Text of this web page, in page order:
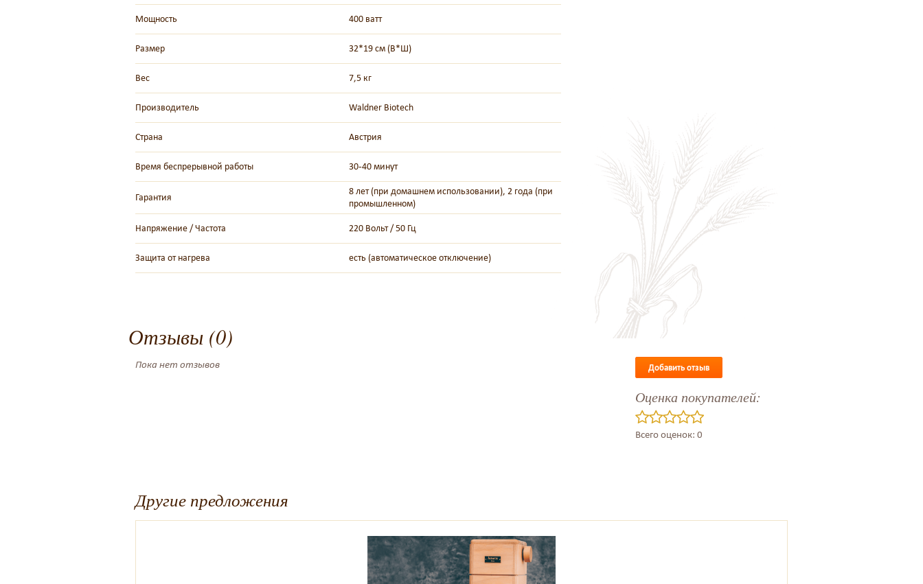
Мощность 400 ватт
Размер 32*19 см (В*Ш)
Вес 7,5 кг
Производитель Waldner Biotech
Страна Австрия
Время беспрерывной работы 30-40 минут
Гарантия
8 лет (при домашнем использовании), 2 года (при
промышленном)
Напряжение / Частота 220 Вольт / 50 Гц
Защита от нагрева есть (автоматическое отключение)
Отзывы (0)
Пока нет отзывов Добавить отзыв
Оценка покупателей:
Всего оценок: 0
Другие предложения